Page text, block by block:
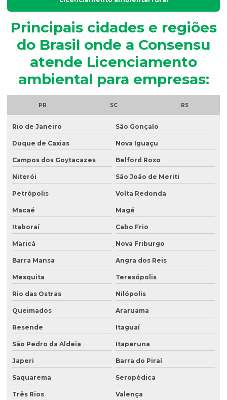
Análise granulométrica
Análise granulométrica do solo
Análise microbiológica de água
Análise microbiológica de água para consumo humano
Análise microbiológica do esgoto
Análise de ph do solo
Análise de potabilidade da água
Análise química do solo
Análise de sólidos em efluentes
Análise de solo amostragem
Análise de solo completa
Análise de solo para construção
Análise de solo contaminado
Análise de solo física
Análise de solo fósforo
Análise de solo laboratório
Análise de solo valor
Avaliação ambiental preliminar
Avaliação ambiental de terrenos com potencial de contaminação
Avaliação de área de risco ambiental e sanitária
Principais cidades e regiões
do Brasil onde a Consensu
atende Licenciamento
ambiental para empresas:
PR SC RS
Rio de Janeiro São Gonçalo
Duque de Caxias Nova Iguaçu
Campos dos Goytacazes Belford Roxo
Niterói São João de Meriti
Petrópolis Volta Redonda
Macaé Magé
Itaboraí Cabo Frio
Maricá Nova Friburgo
Barra Mansa Angra dos Reis
Mesquita Teresópolis
Rio das Ostras Nilópolis
Queimados Araruama
Resende Itaguaí
São Pedro da Aldeia Itaperuna
Japeri Barra do Piraí
Saquarema Seropédica
Três Rios Valença